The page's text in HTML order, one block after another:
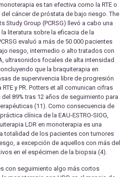
es tan efectiva como la RTE o
del cáncer de próstata de bajo riesgo. The
Study Group (PCRSG) llevó a cabo una
literatura sobre la eficacia de la
evaluó a más de 50 000 pacientes
riesgo, intermedio o alto tratados con
ultrasonidos focales de alta intensidad
que la braquiterapia en
de supervivencia libre de progresión
y PR. Potters et all comunican cifras
89% tras 12 años de seguimiento para
(11). Como consecuencia de
clínica de la EAU-ESTRO-SIOG,
LDR en monoterapia es una
totalidad de los pacientes con tumores
a excepción de aquellos con más del
en el espécimen de la biopsia (4).
con seguimiento algo más cortos